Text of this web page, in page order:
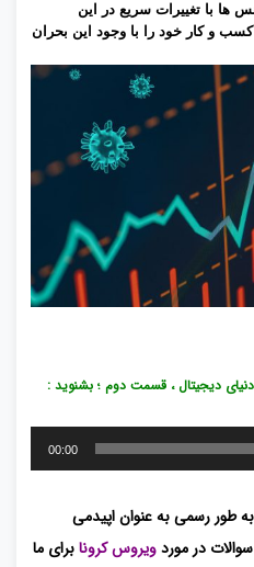
ها با تغییرات سریع در این
و کار خود را با وجود این بحران
دیجیتال ، قسمت دوم ؛ بشنوید :
00:00
طور رسمی به عنوان اپیدمی
در موردویروسکرونابرای ما